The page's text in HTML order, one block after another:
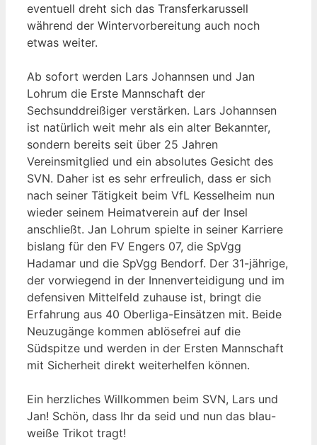
eventuell dreht sich das Transferkarussell
während der Wintervorbereitung auch noch
etwas weiter.
Ab sofort werden Lars Johannsen und Jan
Lohrum die Erste Mannschaft der
Sechsunddreißiger verstärken. Lars Johannsen
ist natürlich weit mehr als ein alter Bekannter,
sondern bereits seit über 25 Jahren
Vereinsmitglied und ein absolutes Gesicht des
SVN. Daher ist es sehr erfreulich, dass er sich
nach seiner Tätigkeit beim VfL Kesselheim nun
wieder seinem Heimatverein auf der Insel
anschließt. Jan Lohrum spielte in seiner Karriere
bislang für den FV Engers 07, die SpVgg
Hadamar und die SpVgg Bendorf. Der 31-jährige,
der vorwiegend in der Innenverteidigung und im
defensiven Mittelfeld zuhause ist, bringt die
Erfahrung aus 40 Oberliga-Einsätzen mit. Beide
Neuzugänge kommen ablösefrei auf die
Südspitze und werden in der Ersten Mannschaft
mit Sicherheit direkt weiterhelfen können.
Ein herzliches Willkommen beim SVN, Lars und
Jan! Schön, dass Ihr da seid und nun das blau-
weiße Trikot tragt!